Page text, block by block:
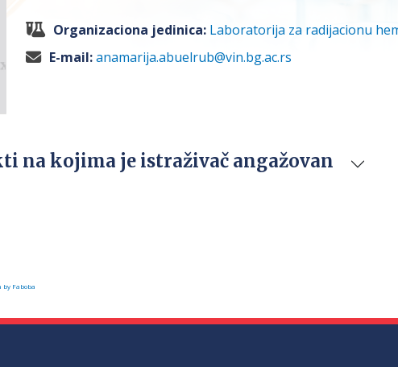
Organizaciona jedinica: Laboratorija za radijacionu
E-mail:anamarija.abuelrub@vin.bg.ac.rs
na kojima je istraživač angažovan
Faboba